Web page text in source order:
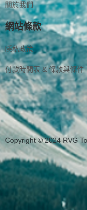
關於我們
網站條款
隱私政策
付款時間表 & 條款與條件
Copyright © 2024 RVG